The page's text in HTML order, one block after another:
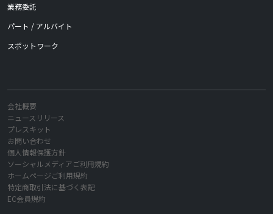
業務委託
パート / アルバイト
スポットワーク
会社概要
ニュースリリース
プレスキット
お問い合わせ
個人情報保護方針
ソーシャルメディアご利用規約
ホームページご利用規約
特定商取引法に基づく表記
EC会員規約